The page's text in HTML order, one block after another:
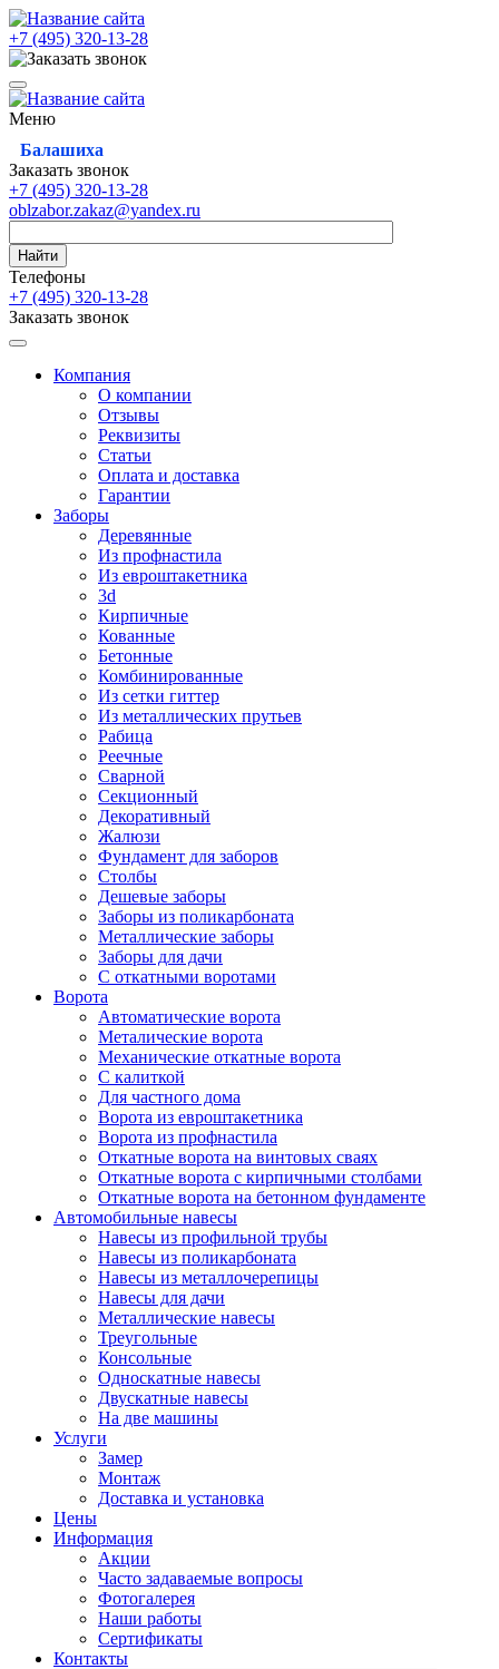
+7 (495) 320-13-28
Меню
Балашиха
Заказать звонок
+7 (495) 320-13-28
oblzabor.zakaz@yandex.ru
Найти
Телефоны
+7 (495) 320-13-28
Заказать звонок
Компания
О компании
Отзывы
Реквизиты
Статьи
Оплата и доставка
Гарантии
Заборы
Деревянные
Из профнастила
Из евроштакетника
3d
Кирпичные
Кованные
Бетонные
Комбинированные
Из сетки гиттер
Из металлических прутьев
Рабица
Реечные
Сварной
Секционный
Декоративный
Жалюзи
Фундамент для заборов
Столбы
Дешевые заборы
Заборы из поликарбоната
Металлические заборы
Заборы для дачи
С откатными воротами
Ворота
Автоматические ворота
Металические ворота
Механические откатные ворота
С калиткой
Для частного дома
Ворота из евроштакетника
Ворота из профнастила
Откатные ворота на винтовых сваях
Откатные ворота с кирпичными столбами
Откатные ворота на бетонном фундаменте
Автомобильные навесы
Навесы из профильной трубы
Навесы из поликарбоната
Навесы из металлочерепицы
Навесы для дачи
Металлические навесы
Треугольные
Консольные
Односкатные навесы
Двускатные навесы
На две машины
Услуги
Замер
Монтаж
Доставка и установка
Цены
Информация
Акции
Часто задаваемые вопросы
Фотогалерея
Наши работы
Сертификаты
Контакты